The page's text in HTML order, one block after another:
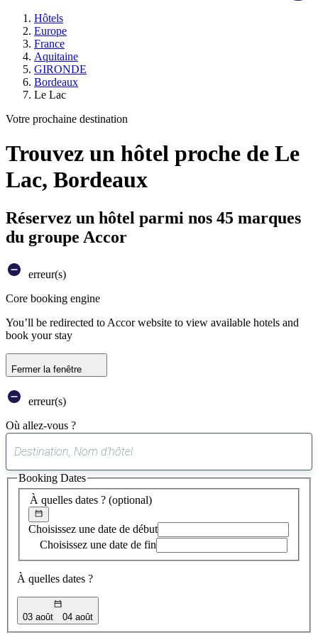
Hôtels
Europe
France
Aquitaine
GIRONDE
Bordeaux
Le Lac
Votre prochaine destination
Trouvez un hôtel proche de Le
Lac, Bordeaux
Réservez un hôtel parmi nos 45 marques
du groupe Accor
erreur(s)
Core booking engine
You’ll be redirected to Accor website to view available hotels and
book your stay
Fermer la fenêtre
erreur(s)
Où allez-vous ?
suggestion
trouvée
À quelles dates ? (optional)
Choisissez une date de début
Choisissez une date de fin
À quelles dates ?
03 août 04 août
Booking Dates